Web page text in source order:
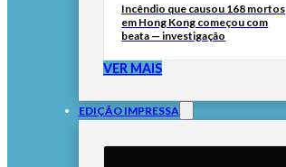
Incêndio que causou 168 mortos
em Hong Kong começou com
beata — investigação
VER MAIS
EDIÇÃO IMPRESSA